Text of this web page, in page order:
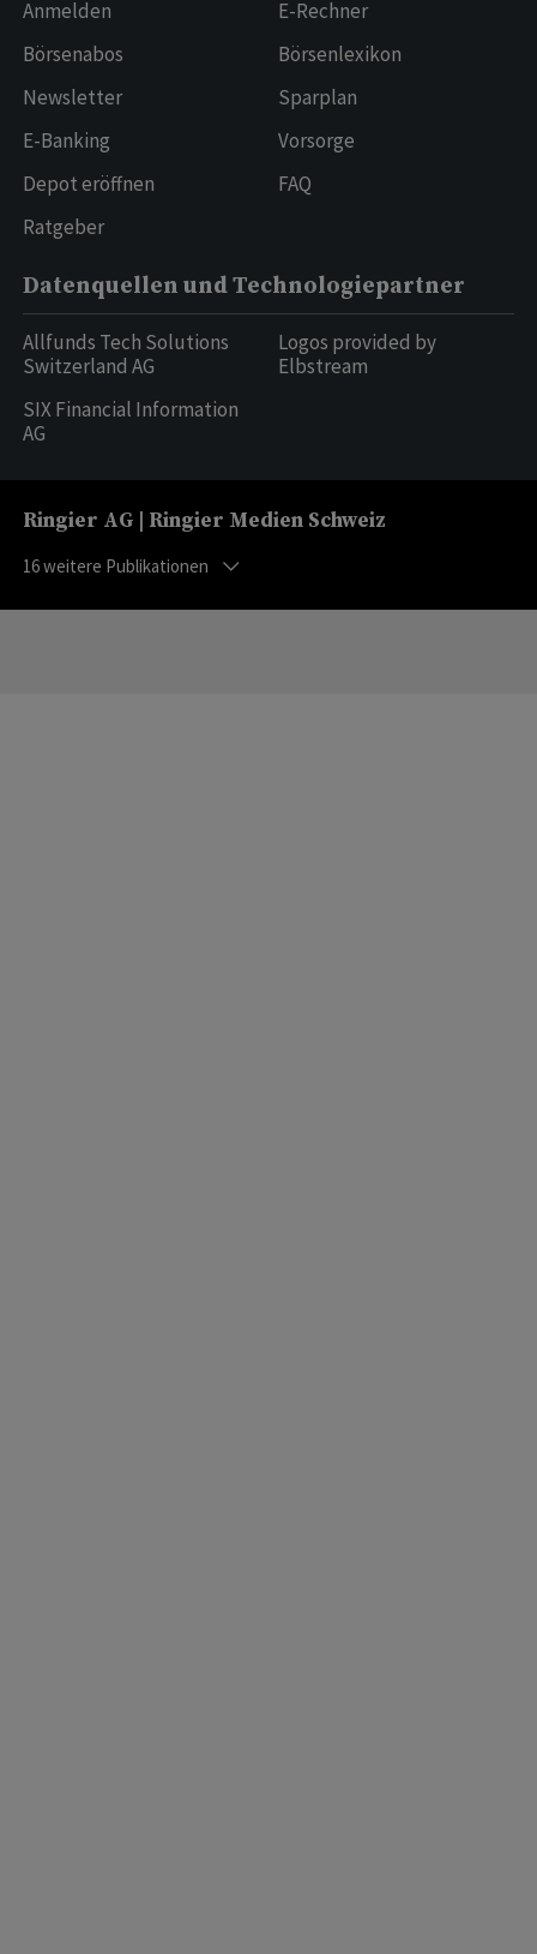
Anmelden
Börsenabos
Newsletter
E-Banking
Depot eröffnen
Ratgeber
E-Rechner
Börsenlexikon
Sparplan
Vorsorge
FAQ
Datenquellen und Technologiepartner
Allfunds Tech Solutions
Switzerland AG
SIX Financial Information
AG
Logos provided by
Elbstream
Ringier AG | Ringier Medien Schweiz
16weitere Publikationen